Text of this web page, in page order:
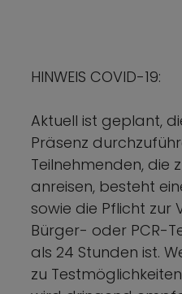
HINWEIS COVID-19:
Aktuell ist geplant,
Präsenz
Teilnehmenden, die
anreisen, besteht
sowie die Pflicht zur
Bürger- oder PCR-
als 24 Stunden ist.
zu